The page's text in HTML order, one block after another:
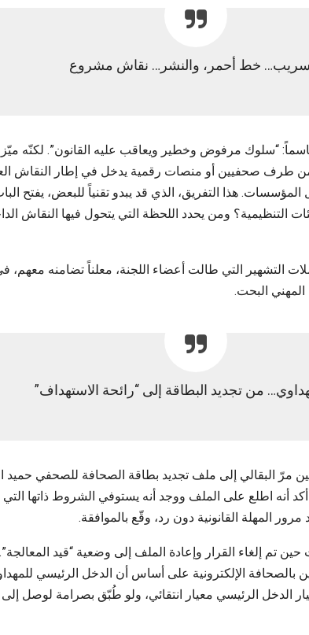
خط أحمر، والنشر… نقاش مشروع
“سلوك مرفوض وخطير ويعاقب عليه القانون”. لكنّه ميّز
من طرف صحفيين أو منصات رقمية يدخل في إطار النقاش
هذا التفريق، الذي قد يبدو تقنياً للبعض، يفتح
التنظيمية؟ ومن يحدد اللحظة التي يتحول فيها النقاش
التشهير التي طالت أعضاء اللجنة، معلناً تضامنه معهم،
البحت.
من تجديد البطاقة إلى “رائحة الاستهداف”
مرّ البقالي إلى ملف تجديد بطاقة الصحافة للصحفي حميد
أنه اطلع على الملف ووجد أنه يستوفي الشروط ذاتها
المهلة القانونية دون رد، وقّع بالموافقة.
تم إلغاء القرار وإعادة الملف إلى وضعية “قيد المعالجة”.
بالصحافة الإلكترونية على أساس أن الدخل الرئيسي
معيار الدخل الرئيسي معيار انتقائي، ولو طُبّق بصرامة لوصل